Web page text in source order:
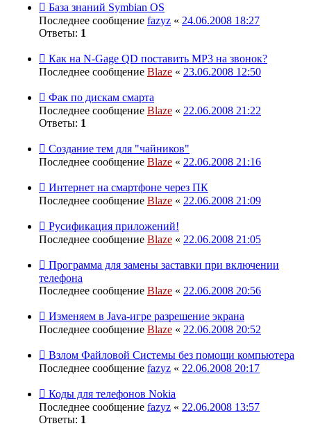
База знаний Symbian OS
Последнее сообщение fazyz « 24.06.2008 18:27
Ответы: 1
Как на N-Gage QD поставить MP3 на звонок?
Последнее сообщение Blaze « 23.06.2008 12:50
Фак по дискам смарта
Последнее сообщение Blaze « 22.06.2008 21:22
Ответы: 1
Создание тем для "чайников"
Последнее сообщение Blaze « 22.06.2008 21:16
Интернет на смартфоне через ПК
Последнее сообщение Blaze « 22.06.2008 21:09
Русификация приложений!
Последнее сообщение Blaze « 22.06.2008 21:05
Программа для замены заставки при включении
телефона
Последнее сообщение Blaze « 22.06.2008 20:56
Изменяем в Java-игре разрешение экрана
Последнее сообщение Blaze « 22.06.2008 20:52
Взлом Файловой Системы без помощи компьютера
Последнее сообщение fazyz « 22.06.2008 20:17
Коды для телефонов Nokia
Последнее сообщение fazyz « 22.06.2008 13:57
Ответы: 1